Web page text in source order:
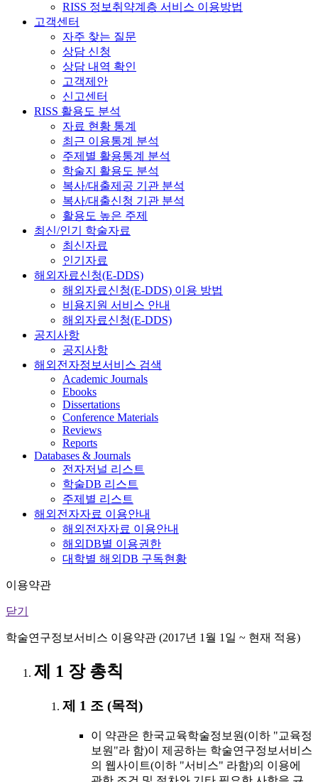
RISS 정보취약계층 서비스 이용방법
고객센터
자주 찾는 질문
상담 신청
상담 내역 확인
고객제안
신고센터
RISS 활용도 분석
자료 현황 통계
최근 이용통계 분석
주제별 활용통계 분석
학술지 활용도 분석
복사/대출제공 기관 분석
복사/대출신청 기관 분석
활용도 높은 주제
최신/인기 학술자료
최신자료
인기자료
해외자료신청(E-DDS)
해외자료신청(E-DDS) 이용 방법
비용지원 서비스 안내
해외자료신청(E-DDS)
공지사항
공지사항
해외전자정보서비스 검색
Academic Journals
Ebooks
Dissertations
Conference Materials
Reviews
Reports
Databases & Journals
전자저널 리스트
학술DB 리스트
주제별 리스트
해외전자자료 이용안내
해외전자자료 이용안내
해외DB별 이용권한
대학별 해외DB 구독현황
이용약관
닫기
학술연구정보서비스 이용약관 (2017년 1월 1일 ~ 현재 적용)
제 1 장 총칙
제 1 조 (목적)
이 약관은 한국교육학술정보원(이하 "교육정
보원"라 함)이 제공하는 학술연구정보서비스
의 웹사이트(이하 "서비스" 라함)의 이용에